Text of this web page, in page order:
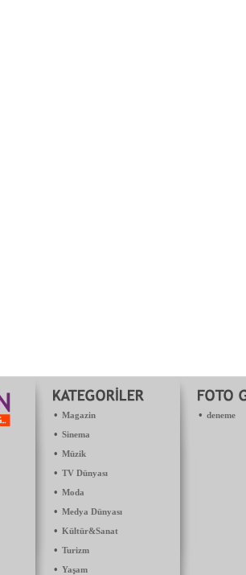
• Magazin
• Sinema
• Müzik
• TV Dünyası
• Moda
• Medya Dünyası
• Kültür&Sanat
• Turizm
• Yaşam
• deneme